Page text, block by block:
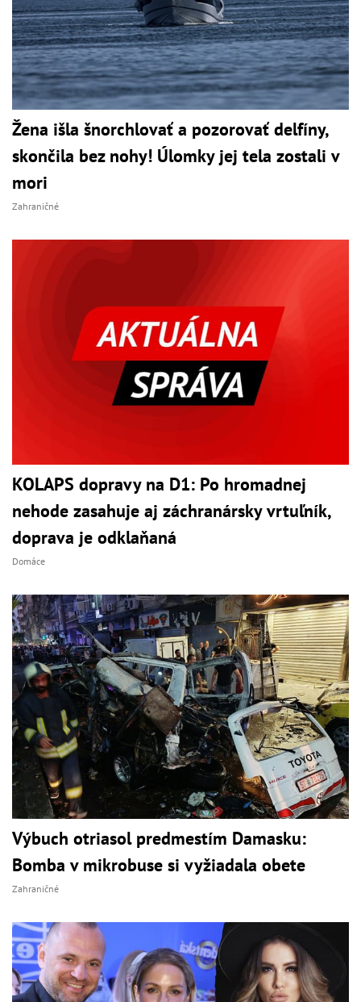
Žena išla šnorchlovať a pozorovať delfíny,
skončila bez nohy! Úlomky jej tela zostali v
mori
Zahraničné
KOLAPS dopravy na D1: Po hromadnej
nehode zasahuje aj záchranársky vrtuľník,
doprava je odklaňaná
Domáce
Výbuch otriasol predmestím Damasku:
Bomba v mikrobuse si vyžiadala obete
Zahraničné